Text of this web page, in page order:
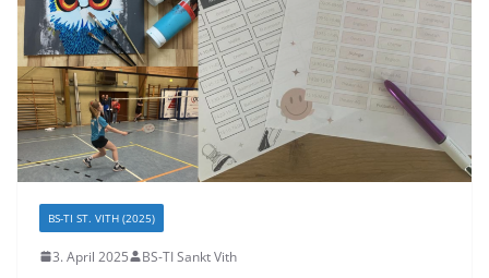
BS-TI ST. VITH (2025)
3. April 2025 BS-TI Sankt Vith